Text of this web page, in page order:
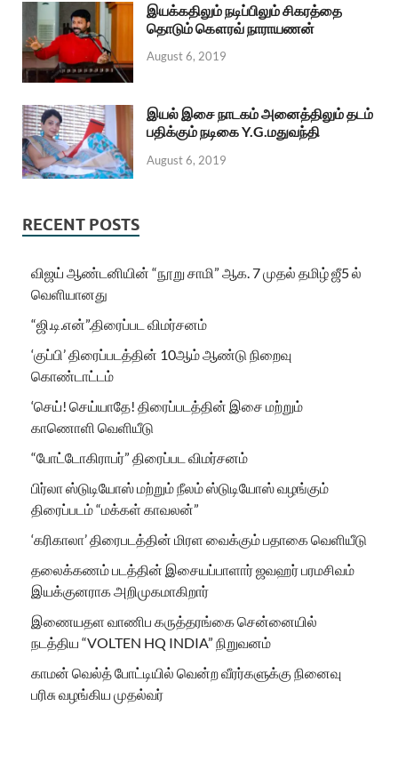
இயக்கதிலும் நடிப்பிலும் சிகரத்தை
தொடும் கௌரவ் நாராயணன்
August 6, 2019
இயல் இசை நாடகம் அனைத்திலும் தடம்
பதிக்கும் நடிகை Y.G.மதுவந்தி
August 6, 2019
RECENT POSTS
விஜய் ஆண்டனியின் “நூறு சாமி” ஆக. 7 முதல் தமிழ் ஜீ5 ல்
வெளியானது
“ஜி.டி.என்”.திரைப்பட விமர்சனம்
‘குப்பி’ திரைப்படத்தின் 10ஆம் ஆண்டு நிறைவு
கொண்டாட்டம்
‘செய்! செய்யாதே! திரைப்படத்தின் இசை மற்றும்
காணொளி வெளியீடு
“போட்டோகிராபர்” திரைப்பட விமர்சனம்
பிர்லா ஸ்டுடியோஸ் மற்றும் நீலம் ஸ்டுடியோஸ் வழங்கும்
திரைப்படம் “மக்கள் காவலன்”
‘கரிகாலா’ திரைபடத்தின் மிரள வைக்கும் பதாகை வெளியீடு
தலைக்கணம் படத்தின் இசையப்பாளார் ஜவஹர் பரமசிவம்
இயக்குனராக அறிமுகமாகிறார்
இணையதள வாணிப கருத்தரங்கை சென்னையில்
நடத்திய “VOLTEN HQ INDIA” நிறுவனம்
காமன் வெல்த் போட்டியில் வென்ற வீரர்களுக்கு நினைவு
பரிசு வழங்கிய முதல்வர்